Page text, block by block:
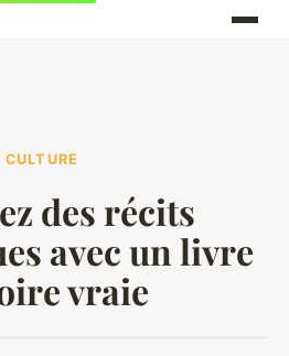
CULTURE
des récits
avec un livre
vraie